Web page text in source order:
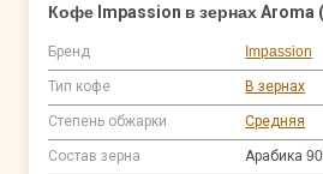
Кофе Impassion в зернах Aroma
Бренд Impassion
Тип кофе В зернах
Степень обжарки Средняя
Состав зерна Арабика